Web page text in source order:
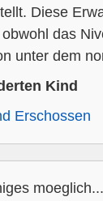
Diese
das
unter dem
Kind
Erschossen